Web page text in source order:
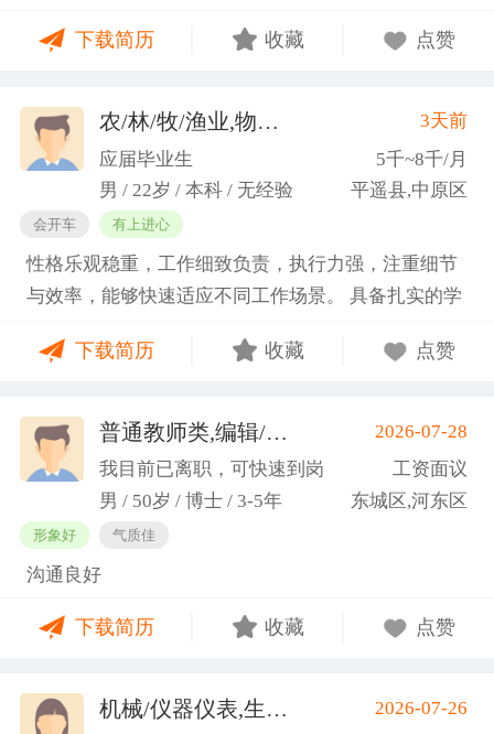
学；研一刚入学就跟随导师参加多个项目书撰写，其
基金项目以及国家重大课题项目申报书的撰写。
（2）沟通能力强，2023年9月-2024年6月在研究生管
理办公室担任助管，主要负责硕士、博士研究生开
题、预答辩和正式答辩答辩秘书工作，同时负责研究
生入学复试相关工作，研究生日常事务管理工作，与
老师和同学多方沟通协调；2025年4月-2025年7月在
图书馆信息处担任助管，主要负责毕业生论文查重、
上传，毕业生信息核对，以及协助图书馆老师与学生
沟通举办各种活动。 （3）组织管理能力强，在读期
一百余人，并组织每天口语晨读活动，同时不定期举
办各种社团内部活动，如迎新、英语角等。
下载简历 收藏 点赞
农/林/牧/渔业,物业管理,环保,物流/仓储,人事/行政/后勤
3天前
应届毕业生
5千~8千/月
男 / 22岁 / 本科 / 无经验
平遥县,中原区
会开车 有上进心
性格乐观稳重，工作细致负责，执行力强，注重细节
与效率，能够快速适应不同工作场景。 具备扎实的学
路与良好的问题处理意识。 拥有较强的团队协作与跨
稳步成长并创造价值。
下载简历 收藏 点赞
普通教师类,编辑/出版/印刷 (刘先生)
2026-07-28
我目前已离职，可快速到岗
工资面议
男 / 50岁 / 博士 / 3-5年
东城区,河东区
形象好 气质佳
沟通良好
下载简历 收藏 点赞
机械/仪器仪表,生产管理/研发 (高蕾)
2026-07-26